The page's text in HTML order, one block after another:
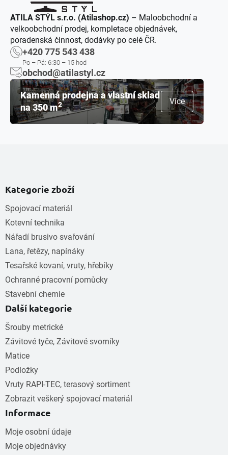
ATILA STÝL s.r.o. (Atilashop.cz) – Maloobchodní a
velkoobchodní prodej, kompletace objednávek,
poradenská činnost, dodávky po celé ČR.
+420 775 543 438
Po – Pá: 6:30 – 15 hod
obchod@atilastyl.cz
Kamenná prodejna a vlastní sklad
na 350 m2 Více
Kategorie zboží
Spojovací materiál
Kotevní technika
Nářadí brusivo svařování
Lana, řetězy, napínáky
Tesařské kovaní, vruty, hřebíky
Ochranné pracovní pomůcky
Stavební chemie
Další kategorie
Šrouby metrické
Závitové tyče, Závitové svorníky
Matice
Podložky
Vruty RAPI-TEC, terasový sortiment
Zobrazit veškerý spojovací materiál
Informace
Moje osobní údaje
Moje objednávky